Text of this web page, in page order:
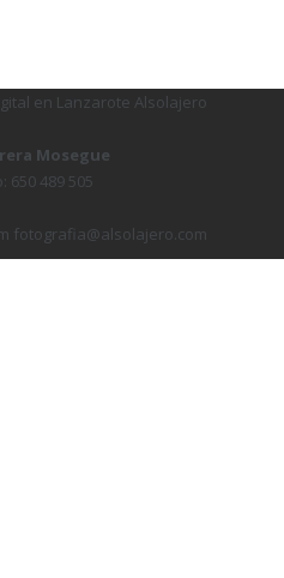
en Lanzarote Alsolajero
Mosegue
650 489 505
fotografia@alsolajero.com